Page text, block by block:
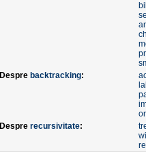
Despre backtracking:
Despre recursivitate: